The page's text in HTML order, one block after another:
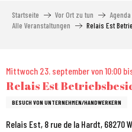
Startseite Vor Ort zu tun
Alle Veranstaltungen
Relais Est
Mittwoch 23. september von 10:00
Relais Est
BESUCH VON UNTERNEHMEN/HANDWERKERN
Relais Est, 8 rue de la Hardt, 68270